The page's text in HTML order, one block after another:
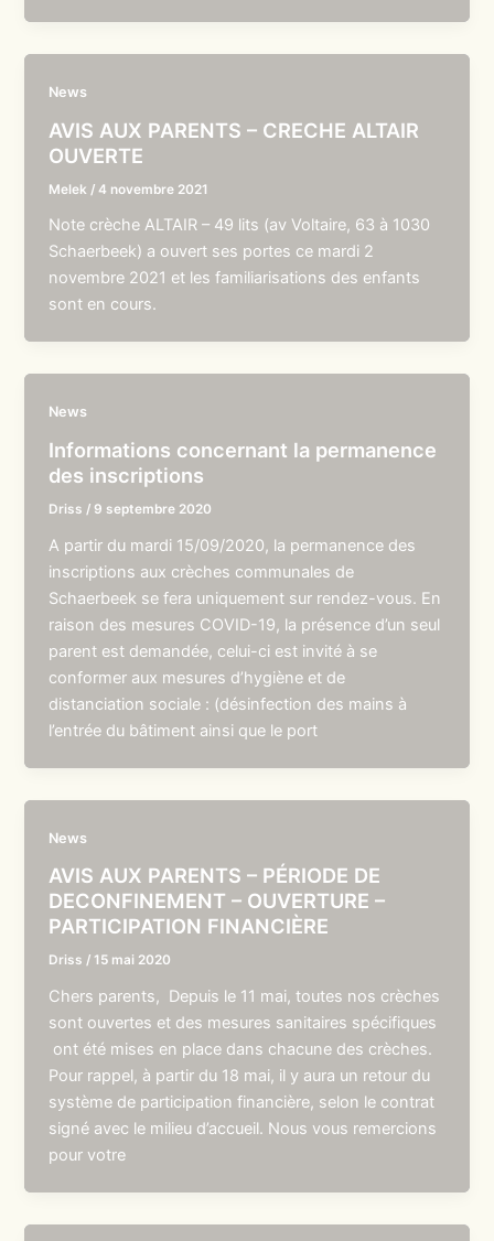
News
AVIS AUX PARENTS – CRECHE ALTAIR
OUVERTE
Melek /4 novembre 2021
Note crèche ALTAIR – 49 lits (av Voltaire, 63 à 1030
Schaerbeek) a ouvert ses portes ce mardi 2
novembre 2021 et les familiarisations des enfants
sont en cours.
News
Informations concernant la permanence
des inscriptions
Driss / 9 septembre 2020
A partir du mardi 15/09/2020, la permanence des
inscriptions aux crèches communales de
Schaerbeek se fera uniquement sur rendez-vous. En
raison des mesures COVID-19, la présence d’un seul
parent est demandée, celui-ci est invité à se
conformer aux mesures d’hygiène et de
distanciation sociale : (désinfection des mains à
l’entrée du bâtiment ainsi que le port
News
AVIS AUX PARENTS – PÉRIODE DE
DECONFINEMENT – OUVERTURE –
PARTICIPATION FINANCIÈRE
Driss /15 mai 2020
Chers parents, Depuis le 11 mai, toutes nos crèches
sont ouvertes et des mesures sanitaires spécifiques
ont été mises en place dans chacune des crèches.
Pour rappel, à partir du 18 mai, il y aura un retour du
système de participation financière, selon le contrat
signé avec le milieu d’accueil. Nous vous remercions
pour votre